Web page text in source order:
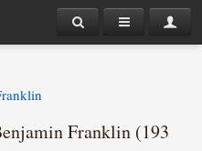
Franklin (193